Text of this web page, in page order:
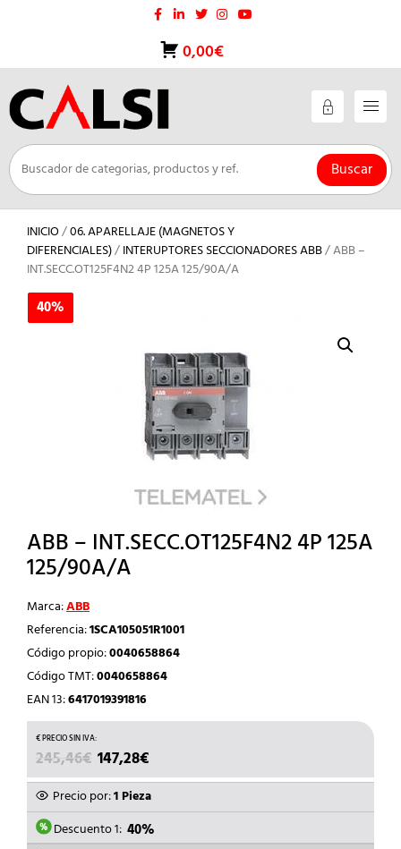
0,00€
Buscar
INICIO/06. APARELLAJE (MAGNETOS Y
DIFERENCIALES)/INTERUPTORES SECCIONADORES ABB/ ABB –
INT.SECC.OT125F4N2 4P 125A 125/90A/A
40%
ABB – INT.SECC.OT125F4N2 4P 125A
125/90A/A
Marca:ABB
Referencia:1SCA105051R1001
Código propio:0040658864
Código TMT:0040658864
EAN 13:6417019391816
245,46€ EL
PRECIO
ORIGINAL
ERA:
245,46€.
147,28€
PRECIO
ACTUAL
ES:
147,28€.
Precio por:1 Pieza
Descuento 1: 40%
40%